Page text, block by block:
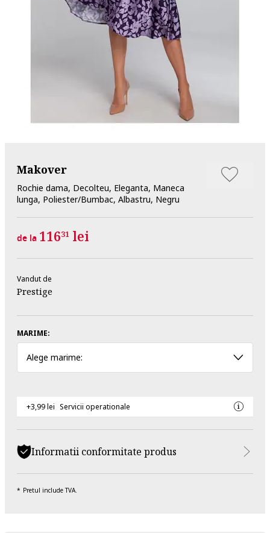
Makover
Rochie dama, Decolteu, Eleganta, Maneca
lunga, Poliester/Bumbac, Albastru, Negru
de la 11631 lei
Vandut de
Prestige
MARIME:
Alege marime:
+3,99 lei Servicii operationale
Informatii conformitate produs
Pretul include TVA.